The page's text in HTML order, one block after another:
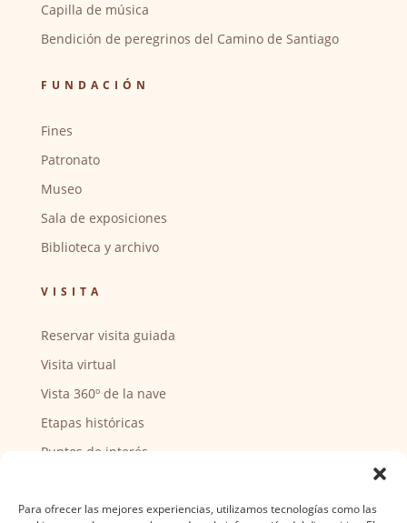
Para ofrecer las mejores experiencias, utilizamos tecnologías como las
Capilla de música
Bendición de peregrinos del Camino de Santiago
FUNDACIÓN
Fines
Patronato
Museo
Sala de exposiciones
Biblioteca y archivo
VISITA
Reservar visita guiada
Visita virtual
Vista 360º de la nave
Etapas históricas
Puntos de interés